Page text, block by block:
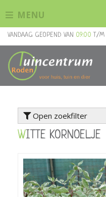
n
VANDAAG GEOPEND VAN 09:00 T/M
MENU
Open zoekfilter
WITTE KORNOELJE